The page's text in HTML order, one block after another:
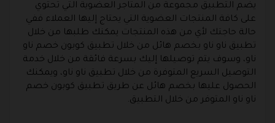
يضم التطبيق مجموعة من المتاجر العضوية التي تحتوي
على كافة المنتجات العضوية التي يحتاج إليها العملاء ففي
حالة حاجتك لأي من هذه المنتجات يمكنك طلبها من خلال
تطبيق ناو ناو بخصم هائل من خلال تطبيق كوبون خصم ناو
ناو، وسوف يتم توصيلها إليك بسرعة فائقة من خلال خدمة
التوصيل السريع المتوفرة من خلال تطبيق ناو ناو، ويمكنك
الحصول عليها بخصم هائل عن طريق تطبيق كوبون خصم
ناو ناو المتوفر من خلال التطبيق.